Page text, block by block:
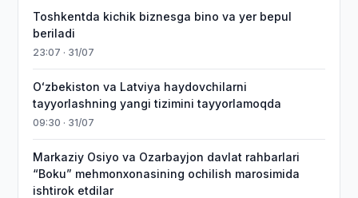
Toshkentda kichik biznesga bino va yer bepul
beriladi
23:07 · 31/07
Oʻzbekiston va Latviya haydovchilarni
tayyorlashning yangi tizimini tayyorlamoqda
09:30 · 31/07
Markaziy Osiyo va Ozarbayjon davlat rahbarlari
“Boku” mehmonxonasining ochilish marosimida
ishtirok etdilar